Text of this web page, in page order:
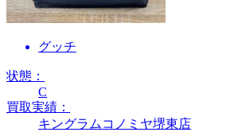
グッチ
状態：
C
買取実績：
キングラムコノミヤ堺東店